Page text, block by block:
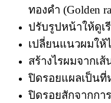
ทองคำ (Golden
ปรับรูปหน้าให้ดูเ
เปลี่ยนแนวผมให้
สร้างไรผมจากเส้
ปิดรอยแผลเป็นที่
ปิดรอยสักจากกา